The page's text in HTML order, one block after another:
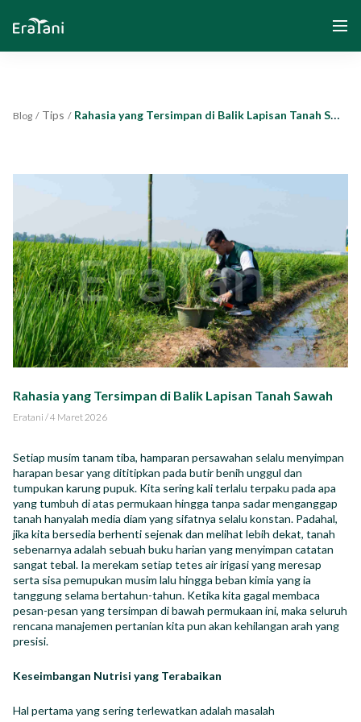
Tentang Kami
Komunitas dan Program
Yayasan Segenggam Beras
Media
ID EN
Blog / Tips / Rahasia yang Tersimpan di Balik Lapisan Tanah Sawah
Rahasia yang Tersimpan di Balik Lapisan Tanah Sawah
Eratani /4 Maret 2026
Setiap musim tanam tiba, hamparan persawahan selalu menyimpan
harapan besar yang dititipkan pada butir benih unggul dan
tumpukan karung pupuk. Kita sering kali terlalu terpaku pada apa
yang tumbuh di atas permukaan hingga tanpa sadar menganggap
tanah hanyalah media diam yang sifatnya selalu konstan. Padahal,
jika kita bersedia berhenti sejenak dan melihat lebih dekat, tanah
sebenarnya adalah sebuah buku harian yang menyimpan catatan
sangat tebal. Ia merekam setiap tetes air irigasi yang meresap
serta sisa pemupukan musim lalu hingga beban kimia yang ia
tanggung selama bertahun-tahun. Ketika kita gagal membaca
pesan-pesan yang tersimpan di bawah permukaan ini, maka seluruh
rencana manajemen pertanian kita pun akan kehilangan arah yang
presisi.
Keseimbangan Nutrisi yang Terabaikan
Hal pertama yang sering terlewatkan adalah masalah